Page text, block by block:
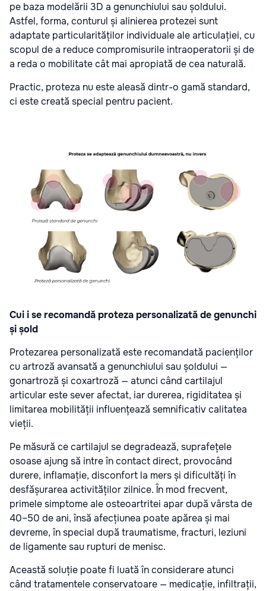
pe baza modelării 3D a genunchiului sau șoldului.
Astfel, forma, conturul și alinierea protezei sunt
adaptate particularităților individuale ale articulației, cu
scopul de a reduce compromisurile intraoperatorii și de
a reda o mobilitate cât mai apropiată de cea naturală.
Practic, proteza nu este aleasă dintr-o gamă standard,
ci este creată special pentru pacient.
Cui i se recomandă proteza personalizată de genunchi
și șold
Protezarea personalizată este recomandată pacienților
cu artroză avansată a genunchiului sau șoldului —
gonartroză și coxartroză — atunci când cartilajul
articular este sever afectat, iar durerea, rigiditatea și
limitarea mobilității influențează semnificativ calitatea
vieții.
Pe măsură ce cartilajul se degradează, suprafețele
osoase ajung să intre în contact direct, provocând
durere, inflamație, disconfort la mers și dificultăți în
desfășurarea activităților zilnice. În mod frecvent,
primele simptome ale osteoartritei apar după vârsta de
40–50 de ani, însă afecțiunea poate apărea și mai
devreme, în special după traumatisme, fracturi, leziuni
de ligamente sau rupturi de menisc.
Această soluție poate fi luată în considerare atunci
când tratamentele conservatoare — medicație, infiltrații,